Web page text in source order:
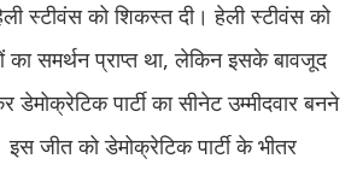
स्टीवंस को शिकस्त दी। हेली स्टीवंस को
का समर्थन प्राप्त था, लेकिन इसके बावजूद
पार्टी का सीनेट उम्मीदवार बनने
इस जीत को डेमोक्रेटिक पार्टी के भीतर